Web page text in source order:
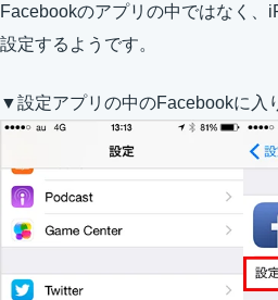
Facebookのアプリの中ではなく、
設定するようです。
▼設定アプリの中のFacebookに入